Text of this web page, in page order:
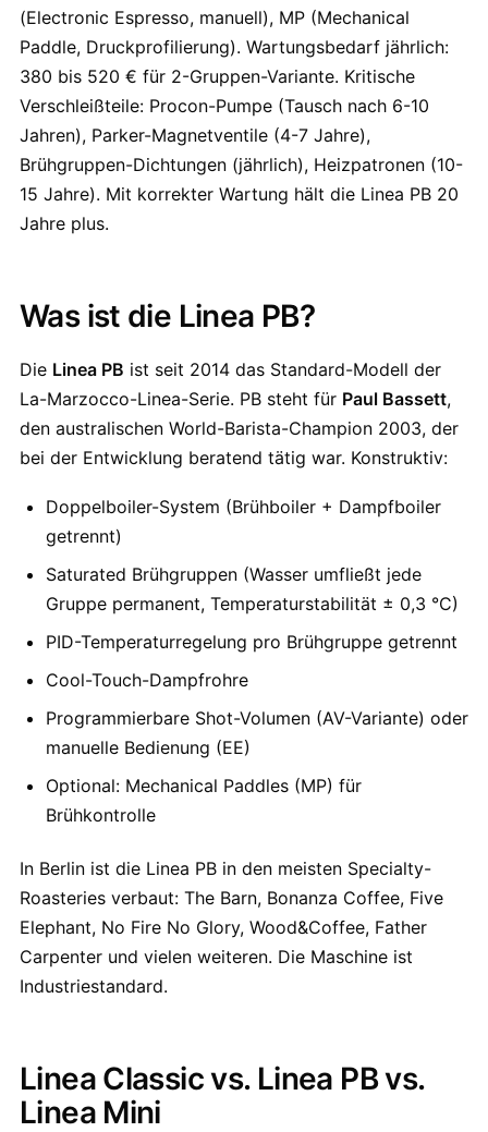
(Electronic Espresso, manuell), MP (Mechanical
Paddle, Druckprofilierung). Wartungsbedarf jährlich:
380 bis 520 € für 2-Gruppen-Variante. Kritische
Verschleißteile: Procon-Pumpe (Tausch nach 6-10
Jahren), Parker-Magnetventile (4-7 Jahre),
Brühgruppen-Dichtungen (jährlich), Heizpatronen (10-
15 Jahre). Mit korrekter Wartung hält die Linea PB 20
Jahre plus.
Was ist die Linea PB?
Die Linea PB ist seit 2014 das Standard-Modell der
La-Marzocco-Linea-Serie. PB steht für Paul Bassett,
den australischen World-Barista-Champion 2003, der
bei der Entwicklung beratend tätig war. Konstruktiv:
Doppelboiler-System (Brühboiler + Dampfboiler
getrennt)
Saturated Brühgruppen (Wasser umfließt jede
Gruppe permanent, Temperaturstabilität ± 0,3 °C)
PID-Temperaturregelung pro Brühgruppe getrennt
Cool-Touch-Dampfrohre
Programmierbare Shot-Volumen (AV-Variante) oder
manuelle Bedienung (EE)
Optional: Mechanical Paddles (MP) für
Brühkontrolle
In Berlin ist die Linea PB in den meisten Specialty-
Roasteries verbaut: The Barn, Bonanza Coffee, Five
Elephant, No Fire No Glory, Wood&Coffee, Father
Carpenter und vielen weiteren. Die Maschine ist
Industriestandard.
Linea Classic vs. Linea PB vs.
Linea Mini